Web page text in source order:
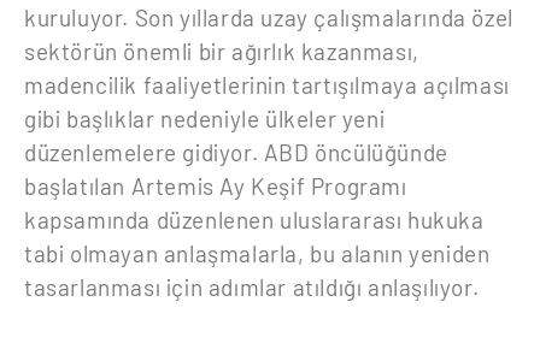
kuruluyor. Son yıllarda uzay çalışmalarında özel
sektörün önemli bir ağırlık kazanması,
madencilik faaliyetlerinin tartışılmaya açılması
gibi başlıklar nedeniyle ülkeler yeni
düzenlemelere gidiyor. ABD öncülüğünde
başlatılan Artemis Ay Keşif Programı
kapsamında düzenlenen uluslararası hukuka
tabi olmayan anlaşmalarla, bu alanın yeniden
tasarlanması için adımlar atıldığı anlaşılıyor.